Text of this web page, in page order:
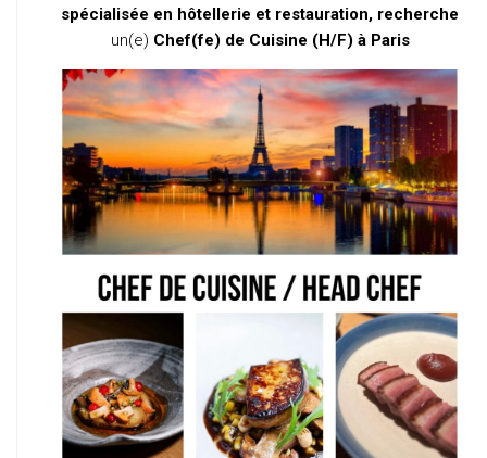
spécialisée en hôtellerie et restauration, recherche
un(e) Chef(fe) de Cuisine (H/F) à Paris